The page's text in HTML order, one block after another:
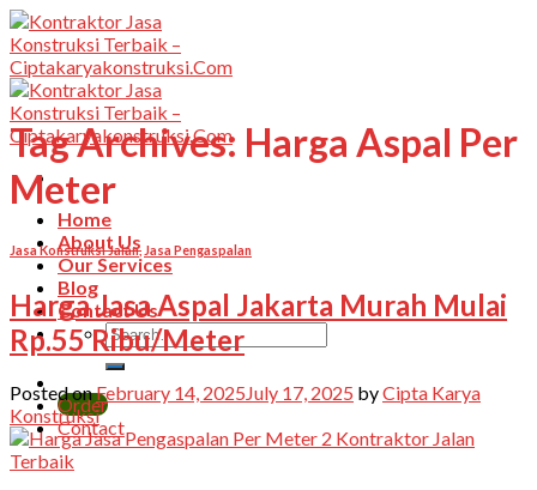
Skip
to
content
Home
About Us
Our Services
Blog
Contact Us
Order
Contact
Tag Archives: Harga Aspal Per
Meter
Jasa Konstruksi Jalan, Jasa Pengaspalan
Harga Jasa Aspal Jakarta Murah Mulai
Rp.55 Ribu/Meter
Posted onFebruary 14, 2025July 17, 2025 byCipta Karya
Konstruksi